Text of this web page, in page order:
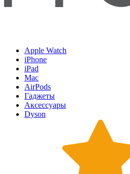
Apple Watch
iPhone
iPad
Mac
AirPods
Гаджеты
Аксессуары
Dyson